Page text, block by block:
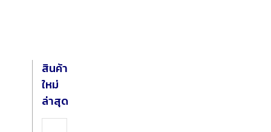
สินค้า
ใหม่
ล่าสุด